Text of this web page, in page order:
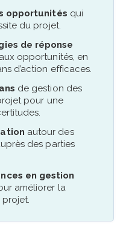
opportunités qui
du projet.
de réponse
opportunités, en
d’action efficaces.
de gestion des
pour une
autour des
des parties
en gestion
améliorer la